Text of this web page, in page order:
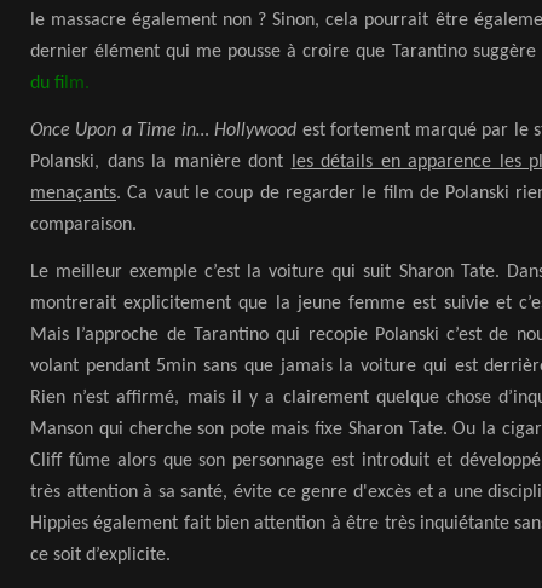
le massacre également non ? Sinon, cela pourrait être
dernier élément qui me pousse à croire que Tarantino suggère
du f ilm.
Once Upon a Time in…Hollywood est fortement marqué par le
Polanski, dans la manière dont
les détails en apparence les
menaçants. Ca vaut le coup de regarder le film de Polanski
comparaison.
Le meilleur exemple c’est la voiture qui suit Sharon Tate.
montrerait explicitement que la jeune femme est suivie et
Mais l’approche de Tarantino qui recopie Polanski c’est de
volant pendant 5min sans que jamais la voiture qui est
Rien n’est affirmé, mais il y a clairement quelque chose
Manson qui cherche son pote mais fixe Sharon Tate. Ou la
Cliff fûme alors que son personnage est introduit et
très attention à sa santé, évite ce genre d'excès et a une
Hippies également fait bien attention à être très inquiétante
ce soit d’explicite.